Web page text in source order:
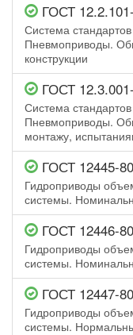
ГОСТ
Система
Пневмоприводы.
конструкции
ГОСТ
Система
Пневмоприводы.
монтажу,
ГОСТ 12445-80
Гидроприводы
системы.
ГОСТ 12446-80
Гидроприводы
системы.
ГОСТ 12447-80
Гидроприводы
системы.